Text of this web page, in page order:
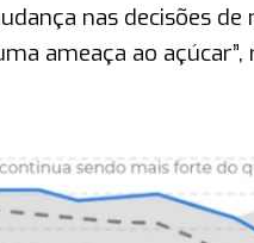
nas decisões
ameaça ao